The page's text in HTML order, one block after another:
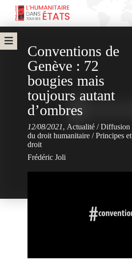
Conventions de
Genève : 72
bougies mais
toujours autant
d’ombres
12/08/2021, Actualité /Diffusion
du droit humanitaire /Principes et
droit
Frédéric Joli